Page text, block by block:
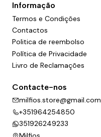
Informação
Termos e Condições
Contactos
Politica de reembolso
Política de Privacidade
Livro de Reclamações
Contacte-nos
milfios.store@gmail.com
+351964254850
351926249233